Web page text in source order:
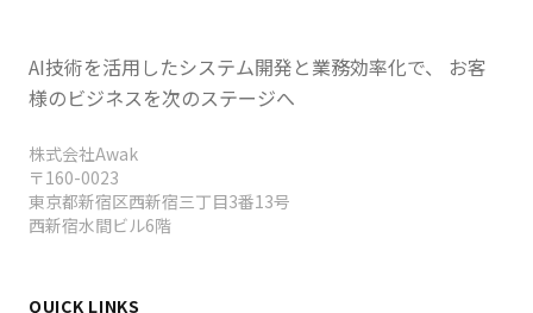
AI技術を活用したシステム開発と業務効率化で、 お客
様のビジネスを次のステージへ
株式会社Awak
〒160-0023
東京都新宿区西新宿三丁目3番13号
西新宿水間ビル6階
QUICK LINKS